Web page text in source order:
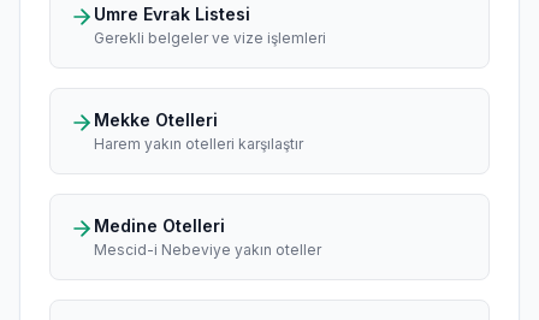
Umre Evrak Listesi
Gerekli belgeler ve vize işlemleri
Mekke Otelleri
Harem yakın otelleri karşılaştır
Medine Otelleri
Mescid-i Nebeviye yakın oteller